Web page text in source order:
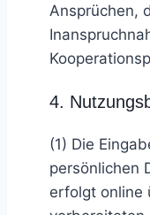
Ansprüchen,
4.
(1) Die
persönlichen
erfolgt online